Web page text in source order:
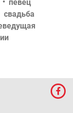
певец
свадьба